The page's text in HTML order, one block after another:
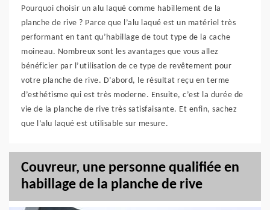
Pourquoi choisir un alu laqué comme habillement de la
planche de rive ? Parce que l’alu laqué est un matériel très
performant en tant qu’habillage de tout type de la cache
moineau. Nombreux sont les avantages que vous allez
bénéficier par l’utilisation de ce type de revêtement pour
votre planche de rive. D’abord, le résultat reçu en terme
d’esthétisme qui est très moderne. Ensuite, c’est la durée de
vie de la planche de rive très satisfaisante. Et enfin, sachez
que l’alu laqué est utilisable sur mesure.
Couvreur, une personne qualifiée en
habillage de la planche de rive